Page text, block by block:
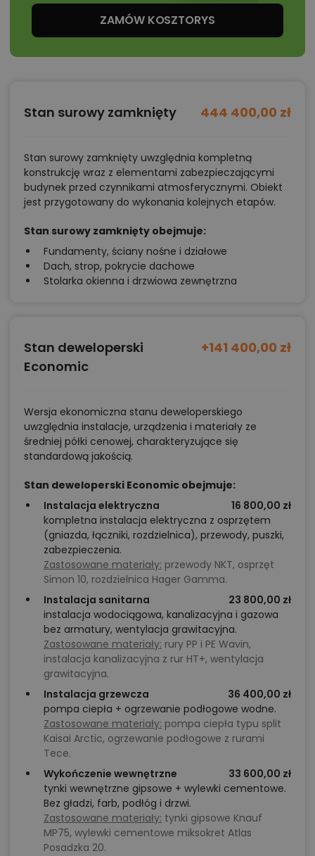
rodziny 2+2 lub 2+3, która szukawygodnego domu
parterowegobez konieczności codziennego
korzystania ze schodów. Trzy sypialnie, gabinet, dwie
potrzebom większej rodziny.
zależy na dużej ilości miejsca do przechowywania.
Spiżarnia, garderoba, kotłownia oraz przestronny
strych pozwalają uporządkować wyposażenie domu
bez zajmowania powierzchni głównych pomieszczeń
mieszkalnych.
Chcesz uzyskać więcej informacji o tym
możliwości wprowadzania modyfikacji,
projekty podobne - o zbliżonym układzie lub
tego projektu,
informacje szczegółowe - np. wymiary
pomieszczeń, instalacje, materiały?
Zadzwoń52 384 49 90lub
ZAMÓW KOSZTORYS
Stan surowy zamknięty 444 400,00 zł
Stan surowy zamknięty uwzględnia kompletną
konstrukcję wraz z elementami zabezpieczającymi
budynek przed czynnikami atmosferycznymi. Obiekt
jest przygotowany do wykonania kolejnych etapów.
Stan surowy zamknięty obejmuje:
Fundamenty, ściany nośne i działowe
Dach, strop, pokrycie dachowe
Stolarka okienna i drzwiowa zewnętrzna
Stan deweloperski
Economic
+141 400,00 zł
Wersja ekonomiczna stanu deweloperskiego
uwzględnia instalacje, urządzenia i materiały ze
średniej półki cenowej, charakteryzujące się
standardową jakością.
Stan deweloperski Economic obejmuje:
Instalacja elektryczna
16 800,00 zł
kompletna instalacja elektryczna z osprzętem
(gniazda, łączniki, rozdzielnica), przewody, puszki,
zabezpieczenia.
Zastosowane materiały: przewody NKT, osprzęt
Simon 10, rozdzielnica Hager Gamma.
Instalacja sanitarna
23 800,00 zł
instalacja wodociągowa, kanalizacyjna i gazowa
bez armatury, wentylacja grawitacyjna.
Zastosowane materiały: rury PP i PE Wavin,
instalacja kanalizacyjna z rur HT+, wentylacja
grawitacyjna.
Instalacja grzewcza
36 400,00 zł
pompa ciepła + ogrzewanie podłogowe wodne.
Zastosowane materiały: pompa ciepła typu split
Kaisai Arctic, ogrzewanie podłogowe z rurami
Tece.
Wykończenie wewnętrzne
33 600,00 zł
tynki wewnętrzne gipsowe + wylewki cementowe.
Bez gładzi, farb, podłóg i drzwi.
Zastosowane materiały: tynki gipsowe Knauf
MP75, wylewki cementowe miksokret Atlas
Posadzka 20.